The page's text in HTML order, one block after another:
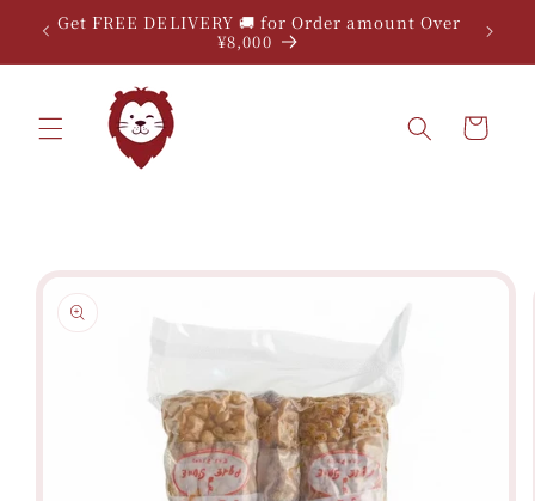
Skip to
content
Get FREE DELIVERY 🚚 for Order amount Over
¥8,000
Cart